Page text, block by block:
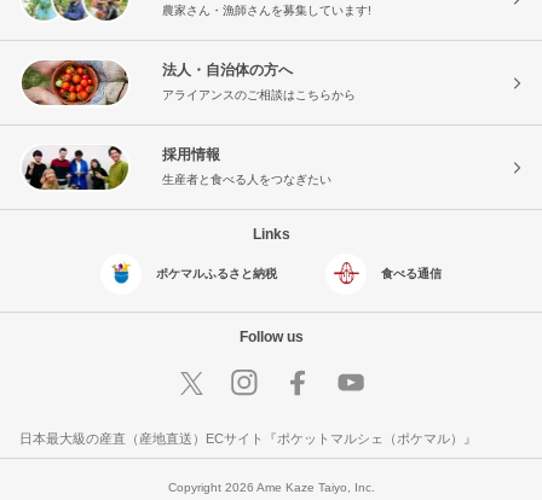
農家さん・漁師さんを募集しています!
法人・自治体の方へ
アライアンスのご相談はこちらから
採用情報
生産者と食べる人をつなぎたい
Links
ポケマルふるさと納税 食べる通信
Follow us
日本最大級の産直（産地直送）ECサイト『ポケットマルシェ（ポケマル）』
Copyright 2026 Ame Kaze Taiyo, Inc.